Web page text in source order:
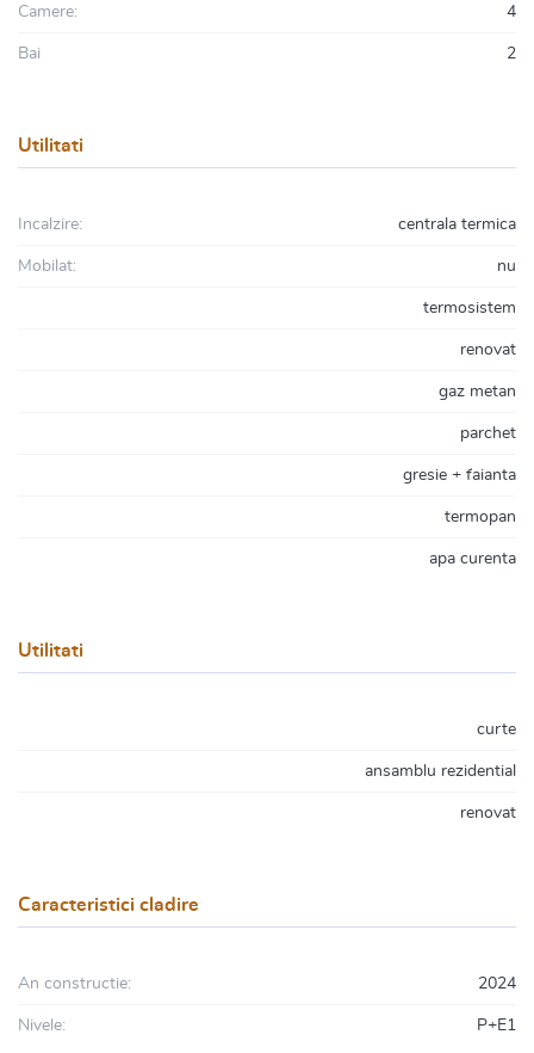
Camere: 4
Bai 2
Utilitati
Incalzire: centrala termica
Mobilat: nu
termosistem
renovat
gaz metan
parchet
gresie + faianta
termopan
apa curenta
Utilitati
curte
ansamblu rezidential
renovat
Caracteristici cladire
An constructie: 2024
Nivele: P+E1